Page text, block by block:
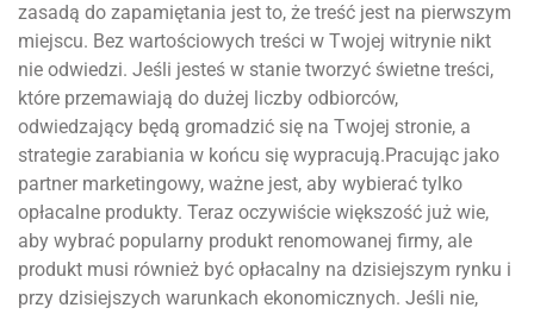
zasadą do zapamiętania jest to, że treść jest na pierwszym
miejscu. Bez wartościowych treści w Twojej witrynie nikt
nie odwiedzi. Jeśli jesteś w stanie tworzyć świetne treści,
które przemawiają do dużej liczby odbiorców,
odwiedzający będą gromadzić się na Twojej stronie, a
strategie zarabiania w końcu się wypracują.Pracując jako
partner marketingowy, ważne jest, aby wybierać tylko
opłacalne produkty. Teraz oczywiście większość już wie,
aby wybrać popularny produkt renomowanej firmy, ale
produkt musi również być opłacalny na dzisiejszym rynku i
przy dzisiejszych warunkach ekonomicznych. Jeśli nie,